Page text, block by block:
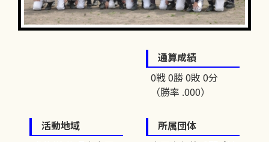
通算成績
0戦 0勝 0敗 0分
（勝率 .000）
活動地域
所属団体